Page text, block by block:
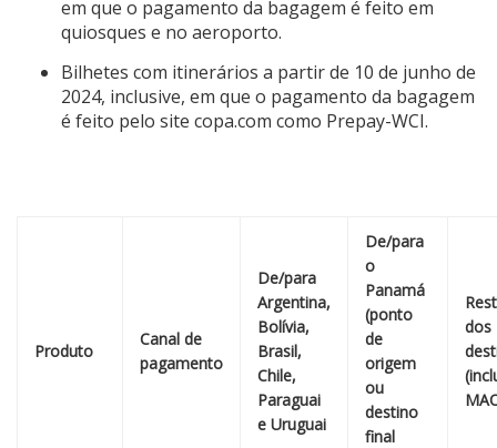
em que o pagamento da bagagem é feito em
quiosques e no aeroporto.
Bilhetes com itinerários a partir de 10 de junho de
2024, inclusive, em que o pagamento da bagagem
é feito pelo site copa.com como Prepay-WCI.
Produto
Canal de
pagamento
De/para
Argentina,
Bolívia,
Brasil,
Chile,
Paraguai
e Uruguai
De/para
o
Panamá
(ponto
de
origem
ou
destino
final
dos